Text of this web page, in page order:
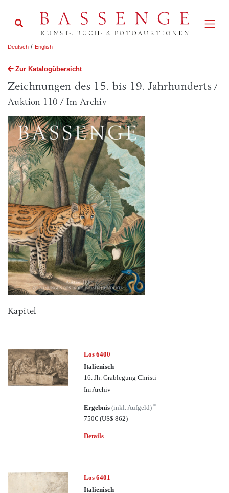
Deutsch / English
Zur Katalogübersicht
Zeichnungen des 15. bis 19. Jahrhunderts /
Auktion 110 / Im Archiv
Kapitel
Los 6400
Italienisch
16. Jh. Grablegung Christi
Im Archiv
Ergebnis(inkl. Aufgeld)*
750€(US$ 862)
Details
Los 6401
Italienisch